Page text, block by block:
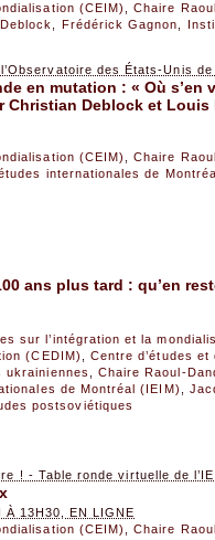
(CEIM)
,Chaire
Frédérick Gagnon
des États-Unis
en mutation : « Où s’en
Christian Deblock et Louis
(CEIM) ,Chaire
internationales de
ans plus tard : qu’en
sur l’intégration et la
(CEDIM)
Centre d’études
ukrainiennes
Chaire Raoul-
de Montréal (IEIM)
postsoviétiques
! - Table ronde virtuelle de
À 13H30, EN LIGNE
(CEIM)
,Chaire